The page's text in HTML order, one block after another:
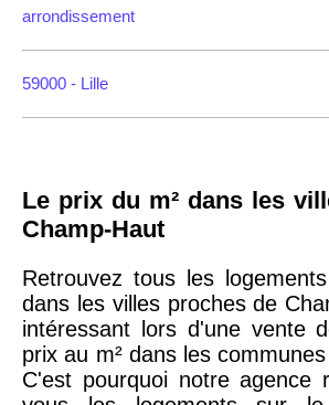
arrondissement
59000 - Lille
75018 -
Paris
arrondissement
75020 -Paris
20ème
arrondissement
9 623 €
Le prix du m² dans les
Champ-Haut
Retrouvez tous les
dans les villes proches de
intéressant lors d'une vente
prix au m² dans les
C'est pourquoi notre agence